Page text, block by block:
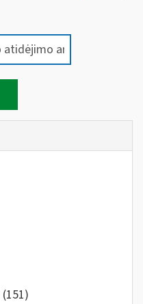
(151)